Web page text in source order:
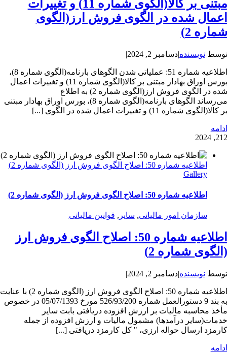
مبتنی بر کالا(الگوی شماره 11) و تغییرات
اعمال شده در الگوی فروش ارز(الگوی
شماره 2)
توسط نویسنده|دسامبر 2, 2024 |
اطلاعیه شماره 51: عملیاتی شدن الگوهای بارنامه(الگوی شماره 8)،
بورس اوراق بهادار مبتنی بر کالا(الگوی شماره 11) و تغییرات اعمال
شده در الگوی فروش ارز(الگوی شماره 2) به اطلاع
می‌رساند الگوهای بارنامه(الگوی شماره 8)، بورس اوراق بهادار مبتنی
بر کالا(الگوی شماره 11) و تغییرات اعمال شده در الگوی [...]
ادامه
212, 2024
اطلاعیه شماره 50: اصلاح الگوی فروش ارز (الگوی شماره 2)
Gallery
اطلاعیه شماره 50: اصلاح الگوی فروش ارز (الگوی شماره 2)
سازمان امور مالیاتی, سایر , قوانین مالیاتی
اطلاعیه شماره 50: اصلاح الگوی فروش ارز
(الگوی شماره 2)
توسط نویسنده|دسامبر 2, 2024 |
اطلاعیه شماره 50: اصلاح الگوی فروش ارز (الگوی شماره 2) با عنایت
به بند 9 دستورالعمل شماره 526/93/200 مورخ 05/07/1393 در خصوص
مأخذ محاسبه مالیات بر ارزش افزوده دریافتی بابت سایر
خدمات(سایر درآمدها) مشمول مالیات و ارزش افزوده از جمله
کارمزد ارسال حواله ارزی، " کل کارمزد دریافتی [...]
ادامه